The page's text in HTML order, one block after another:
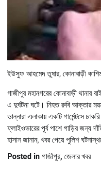
ইউসুফ আহমেদ তুষার, কোনাবাড়ী
গাজীপুর মহানগরের কোনাবাড়ী থানার
এ দুর্ঘটনা ঘটে। নিহত রুবি আক্তার
ভান্নারা এলাকায় একটি গার্মেন্টসে
ফ্লাইওভারের পূর্ব পাশে গাড়ির জন্য
হাসান জানান, খবর পেয়ে পুলিশ
Posted in গাজীপুর, জেলার খবর